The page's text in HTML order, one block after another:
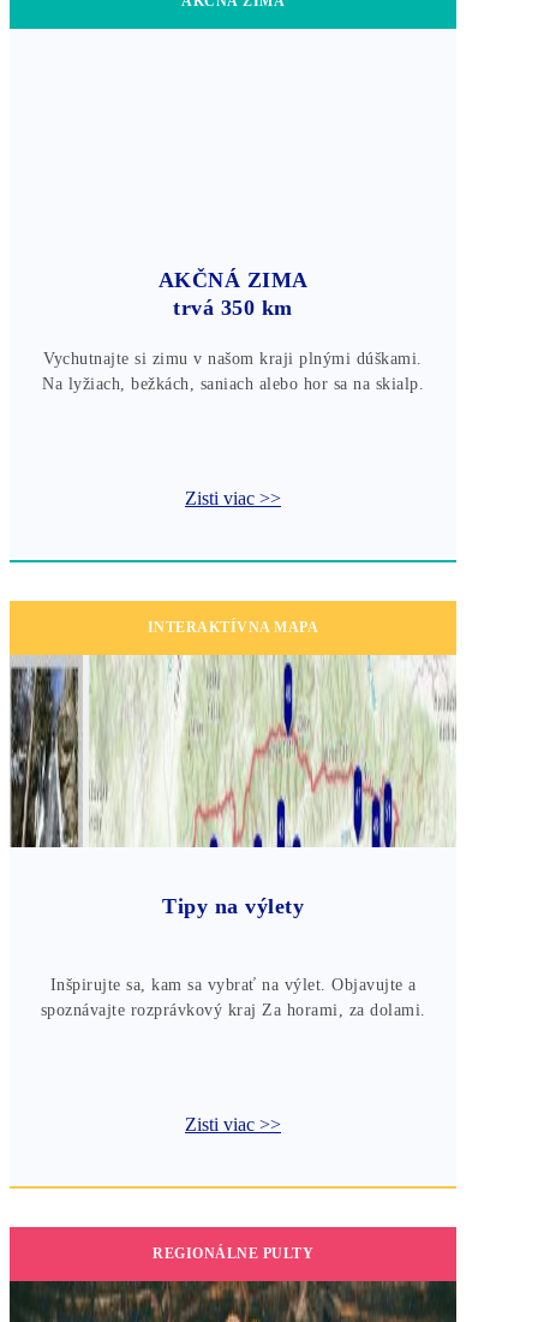
AKČNÁ ZIMA
trvá 350 km
Vychutnajte si zimu v našom kraji plnými dúškami.
Na lyžiach, bežkách, saniach alebo hor sa na skialp.
Zisti viac >>
INTERAKTÍVNA MAPA
Tipy na výlety
Inšpirujte sa, kam sa vybrať na výlet. Objavujte a
spoznávajte rozprávkový kraj Za horami, za dolami.
Zisti viac >>
REGIONÁLNE PULTY